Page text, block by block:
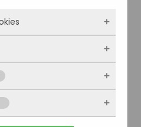
dat de website
dus altijd actief en
Meestal worden
jij iets doet, zoals
invullen of je
Je kunt je browser
cookies blokkeert of je
we hoe vaak onze site
vandaan
populair zijn. Zo
blijven verbeteren.
jouw voorkeuren.
of ingevulde gegevens.